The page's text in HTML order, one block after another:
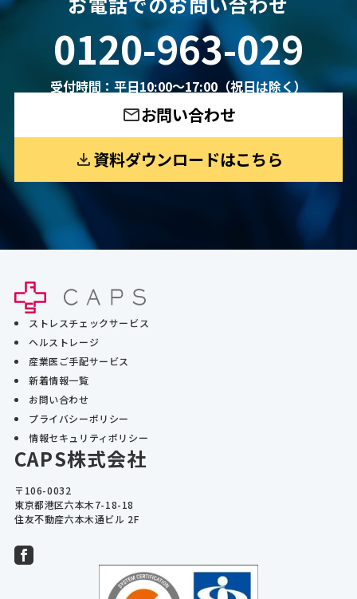
0120-963-029
受付時間：平日10:00〜17:00（祝日は除く）
お問い合わせ
資料ダウンロードはこちら
CAPS株式会社
〒106-0032
東京都港区六本木7-18-18
住友不動産六本木通ビル 2F
ストレスチェックサービス
ヘルストレージ
産業医ご手配サービス
新着情報一覧
お問い合わせ
プライバシーポリシー
情報セキュリティポリシー